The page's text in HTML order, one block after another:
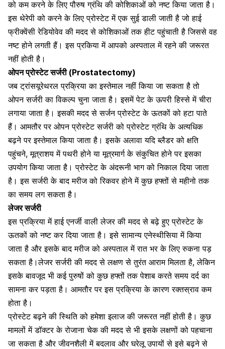
को कम करने के लिए पौरुष ग्रंथि की कोशिकाओं को नष्ट किया जाता है।
इस थेरेपी को करने के लिए प्रोस्टेट में एक सुई डाली जाती है जो हाई
फ्रीक्वेंसी रेडियोवेव की मदद से कोशिकाओं तक हीट पहुंचाती है जिससे वह
नष्ट होने लगती हैं। इस प्रकिया में आपको अस्पताल में रहने की जरूरत
नहीं होती है।
ओपन प्रोस्टेट सर्जरी (Prostatectomy)
जब ट्रांसयूरेथरल प्रक्रिया का इस्तेमाल नहीं किया जा सकता है तो
ओपन सर्जरी का विकल्प चुना जाता है। इसमें पेट के ऊपरी हिस्से में चीरा
लगाया जाता है। इसकी मदद से सर्जन प्रोस्टेट के ऊतकों को हटा पाते
हैं। आमतौर पर ओपन प्रोस्टेट सर्जरी को प्रोस्टेट ग्रंथि के अत्यधिक
बढ़ने पर इस्तेमाल किया जाता है। इसके अलावा यदि ब्लैडर को क्षति
पहुंचने, मूत्राशय में पथरी होने या मूत्रमार्ग के संकुचित होने पर इसका
उपयोग किया जाता है। प्रोस्टेट के अंदरूनी भाग को निकाल दिया जाता
है। इस सर्जरी के बाद मरीज को रिकवर होने में कुछ हफ्तों से महीनो तक
का समय लग सकता है।
लेजर सर्जरी
इस प्रक्रिया में हाई एनर्जी वाली लेजर की मदद से बढ़े हुए प्रोस्टेट के
ऊतकों को नष्ट कर दिया जाता है। इसे सामान्य एनेस्थीसिया में किया
जाता है और इसके बाद मरीज को अस्पताल में रात भर के लिए रुकना पड़
सकता है।लेजर सर्जरी की मदद से लक्षण से तुरंत आराम मिलता है, लेकिन
इसके बावजूद भी कई पुरुषों को कुछ हफ्तों तक पेशाब करते समय दर्द का
सामना कर पड़ता है। आमतौर पर इस प्रक्रिया के कारण रक्तस्राव कम
होता है।
प्रोस्टेट बढ़ने की स्थिति को हमेशा इलाज की जरूरत नहीं होती है। कुछ
मामलों में डॉक्टर के रोजाना चेक की मदद से भी इसके लक्षणों को पहचाना
जा सकता है और जीवनशैली में बदलाव और घरेलू उपायों से इसे बढ़ने से